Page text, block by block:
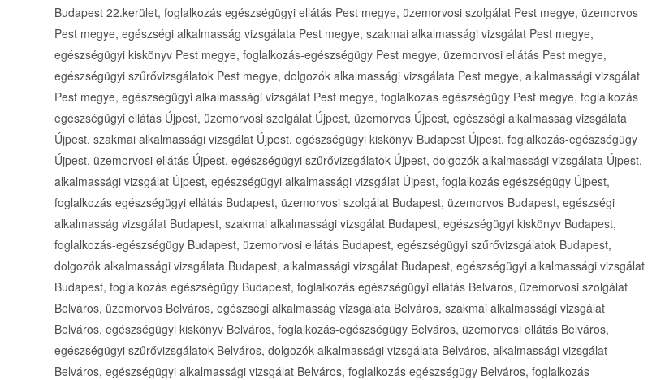
Budapest 22.kerület, foglalkozás egészségügyi ellátás Pest megye, üzemorvosi szolgálat Pest megye, üzemorvos
Pest megye, egészségi alkalmasság vizsgálata Pest megye, szakmai alkalmassági vizsgálat Pest megye,
egészségügyi kiskönyv Pest megye, foglalkozás-egészségügy Pest megye, üzemorvosi ellátás Pest megye,
egészségügyi szűrővizsgálatok Pest megye, dolgozók alkalmassági vizsgálata Pest megye, alkalmassági vizsgálat
Pest megye, egészségügyi alkalmassági vizsgálat Pest megye, foglalkozás egészségügy Pest megye, foglalkozás
egészségügyi ellátás Újpest, üzemorvosi szolgálat Újpest, üzemorvos Újpest, egészségi alkalmasság vizsgálata
Újpest, szakmai alkalmassági vizsgálat Újpest, egészségügyi kiskönyv Budapest Újpest, foglalkozás-egészségügy
Újpest, üzemorvosi ellátás Újpest, egészségügyi szűrővizsgálatok Újpest, dolgozók alkalmassági vizsgálata Újpest,
alkalmassági vizsgálat Újpest, egészségügyi alkalmassági vizsgálat Újpest, foglalkozás egészségügy Újpest,
foglalkozás egészségügyi ellátás Budapest, üzemorvosi szolgálat Budapest, üzemorvos Budapest, egészségi
alkalmasság vizsgálat Budapest, szakmai alkalmassági vizsgálat Budapest, egészségügyi kiskönyv Budapest,
foglalkozás-egészségügy Budapest, üzemorvosi ellátás Budapest, egészségügyi szűrővizsgálatok Budapest,
dolgozók alkalmassági vizsgálata Budapest, alkalmassági vizsgálat Budapest, egészségügyi alkalmassági vizsgálat
Budapest, foglalkozás egészségügy Budapest, foglalkozás egészségügyi ellátás Belváros, üzemorvosi szolgálat
Belváros, üzemorvos Belváros, egészségi alkalmasság vizsgálata Belváros, szakmai alkalmassági vizsgálat
Belváros, egészségügyi kiskönyv Belváros, foglalkozás-egészségügy Belváros, üzemorvosi ellátás Belváros,
egészségügyi szűrővizsgálatok Belváros, dolgozók alkalmassági vizsgálata Belváros, alkalmassági vizsgálat
Belváros, egészségügyi alkalmassági vizsgálat Belváros, foglalkozás egészségügy Belváros, foglalkozás